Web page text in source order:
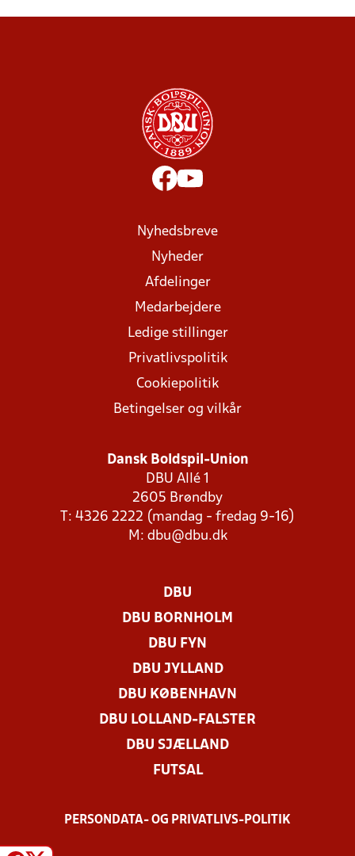
Nyhedsbreve
Nyheder
Afdelinger
Medarbejdere
Ledige stillinger
Privatlivspolitik
Cookiepolitik
Betingelser og vilkår
Dansk Boldspil-Union
DBU Allé 1
2605 Brøndby
T: 4326 2222 (mandag - fredag 9-16)
M: dbu@dbu.dk
DBU
DBU BORNHOLM
DBU FYN
DBU JYLLAND
DBU KØBENHAVN
DBU LOLLAND-FALSTER
DBU SJÆLLAND
FUTSAL
PERSONDATA- OG PRIVATLIVS-POLITIK